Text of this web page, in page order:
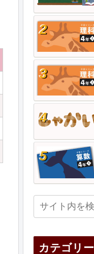
カテゴリー